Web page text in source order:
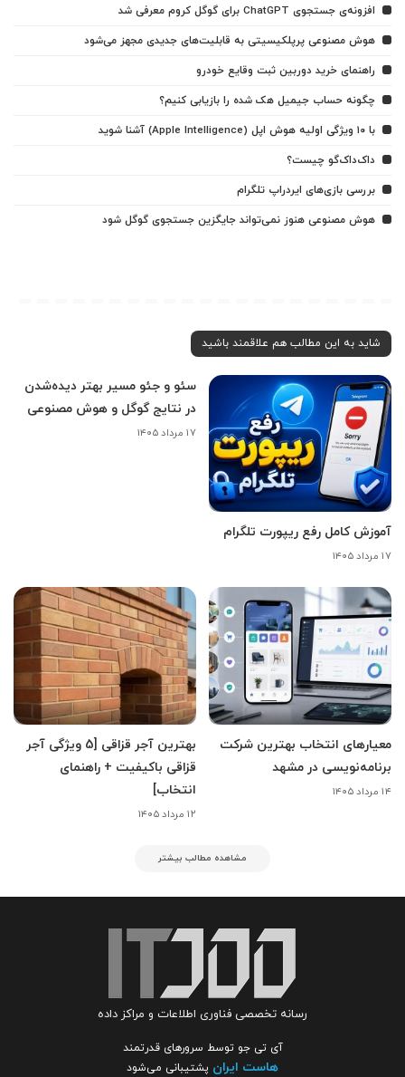
افزونه‌ی جستجوی ChatGPT برای گوگل کروم معرفی شد
هوش مصنوعی پرپلکیسیتی به قابلیت‌های جدیدی مجهز می‌شود
راهنمای خرید دوربین ثبت وقایع خودرو
چگونه حساب جیمیل هک شده را بازیابی کنیم؟
با ۱۰ ویژگی اولیه هوش اپل (Apple Intelligence) آشنا شوید
داک‌داک‌گو چیست؟
بررسی بازی‌های ایردراپ تلگرام
هوش مصنوعی هنوز نمی‌تواند جایگزین جستجوی گوگل شود
شاید به این مطالب هم علاقمند باشید
آموزش کامل رفع ریپورت تلگرام
۱۷ مرداد ۱۴۰۵
سئو و جئو مسیر بهتر دیده‌شدن
در نتایج گوگل و هوش مصنوعی
۱۷ مرداد ۱۴۰۵
معیارهای انتخاب بهترین شرکت
برنامه‌نویسی در مشهد
۱۴ مرداد ۱۴۰۵
بهترین آجر قزاقی [5 ویژگی آجر
قزاقی باکیفیت + راهنمای
انتخاب]
۱۲ مرداد ۱۴۰۵
مشاهده مطالب بیشتر
رسانه تخصصی فناوری اطلاعات و مراکز داده
آی تی جو توسط سرورهای قدرتمند
هاست ایران پشتیبانی می‌شود